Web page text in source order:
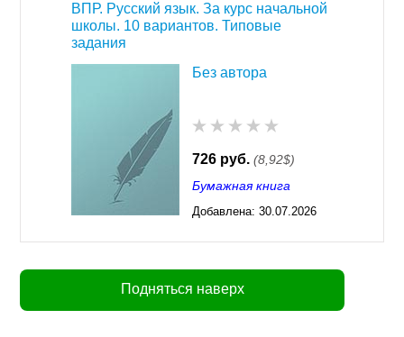
ВПР. Русский язык. За курс начальной
школы. 10 вариантов. Типовые
задания
Без автора
726 руб. (8,92$)
Бумажная книга
Добавлена: 30.07.2026
Подняться наверх